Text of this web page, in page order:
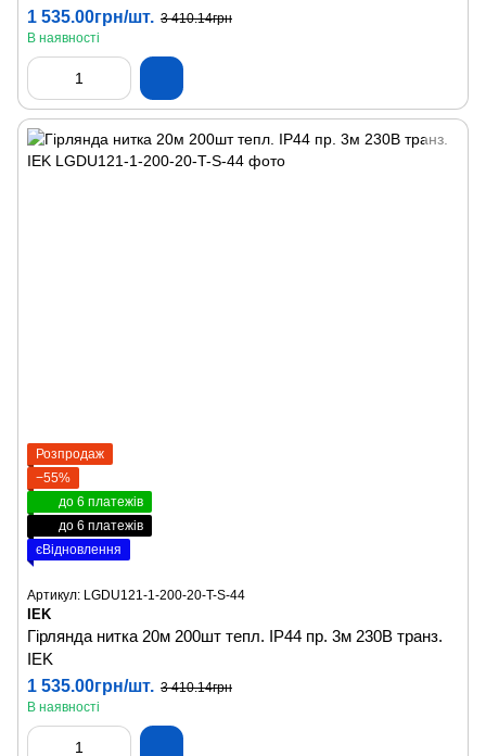
1 535.00грн/шт. 3 410.14грн
В наявності
Розпродаж
−55%
до 6 платежів
до 6 платежів
єВідновлення
Артикул: LGDU121-1-200-20-T-S-44
IEK
Гірлянда нитка 20м 200шт тепл. IP44 пр. 3м 230В транз.
IEK
1 535.00грн/шт. 3 410.14грн
В наявності